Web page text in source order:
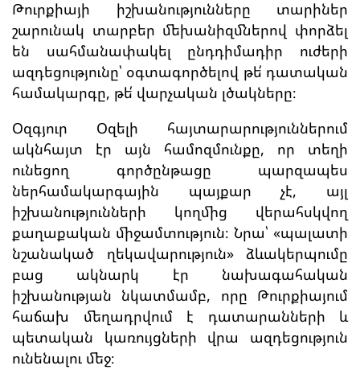
Թուրքիայի իշխանությունները տարիներ
շարունակ տարբեր մեխանիզմներով փորձել
են սահմանափակել ընդդիմադիր ուժերի
ազդեցությունը՝ օգտագործելով թե՛ դատական
համակարգը, թե՛ վարչական լծակները։
Օզգյուր Օզելի հայտարարություններում
ակնհայտ էր այն համոզմունքը, որ տեղի
ունեցող գործընթացը պարզապես
ներհամակարգային պայքար չէ, այլ
իշխանությունների կողմից վերահսկվող
քաղաքական միջամտություն։ Նրա՝ «պալատի
նշանակած ղեկավարություն» ձևակերպումը
բաց ակնարկ էր նախագահական
իշխանության նկատմամբ, որը Թուրքիայում
հաճախ մեղադրվում է դատարանների և
պետական կառույցների վրա ազդեցություն
ունենալու մեջ։